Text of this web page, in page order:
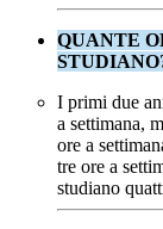
QUANTE
I primi due
a settimana,
ore a
tre ore a
studiano